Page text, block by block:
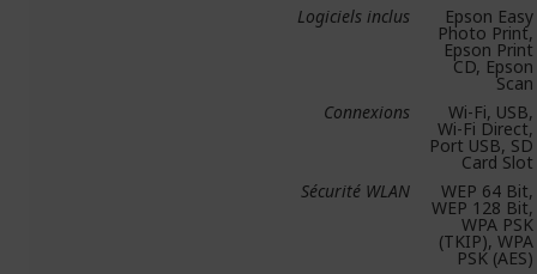
Logiciels inclus
Epson Easy
Photo Print,
Epson Print
CD, Epson
Scan
Connexions
Wi-Fi, USB,
Wi-Fi Direct,
Port USB, SD
Card Slot
Sécurité WLAN
WEP 64 Bit,
WEP 128 Bit,
WPA PSK
(TKIP), WPA
PSK (AES)